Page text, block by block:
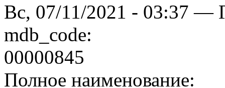
Вс, 07/11/2021 - 03:37 —
mdb_code:
00000845
Полное наименование: